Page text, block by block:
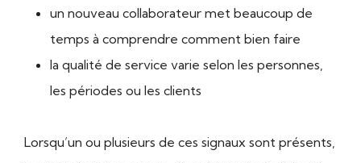
un nouveau collaborateur met beaucoup de
temps à comprendre comment bien faire
la qualité de service varie selon les personnes,
les périodes ou les clients
Lorsqu’un ou plusieurs de ces signaux sont présents,